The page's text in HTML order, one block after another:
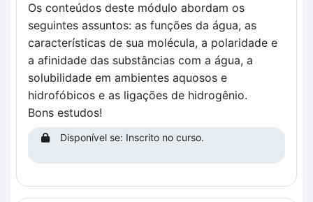
Os conteúdos deste módulo abordam os
seguintes assuntos: as funções da água, as
características de sua molécula, a polaridade e
a afinidade das substâncias com a água, a
solubilidade em ambientes aquosos e
hidrofóbicos e as ligações de hidrogênio.
Bons estudos!
Disponível se: Inscrito no curso.